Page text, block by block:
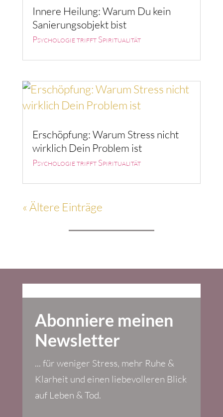
Innere Heilung: Warum Du kein
Sanierungsobjekt bist
Psychologie trifft Spiritualität
Erschöpfung: Warum Stress nicht
wirklich Dein Problem ist
Psychologie trifft Spiritualität
« Ältere Einträge
Abonniere meinen
Newsletter
... für weniger Stress, mehr Ruhe &
Klarheit und einen liebevolleren Blick
auf Leben & Tod.